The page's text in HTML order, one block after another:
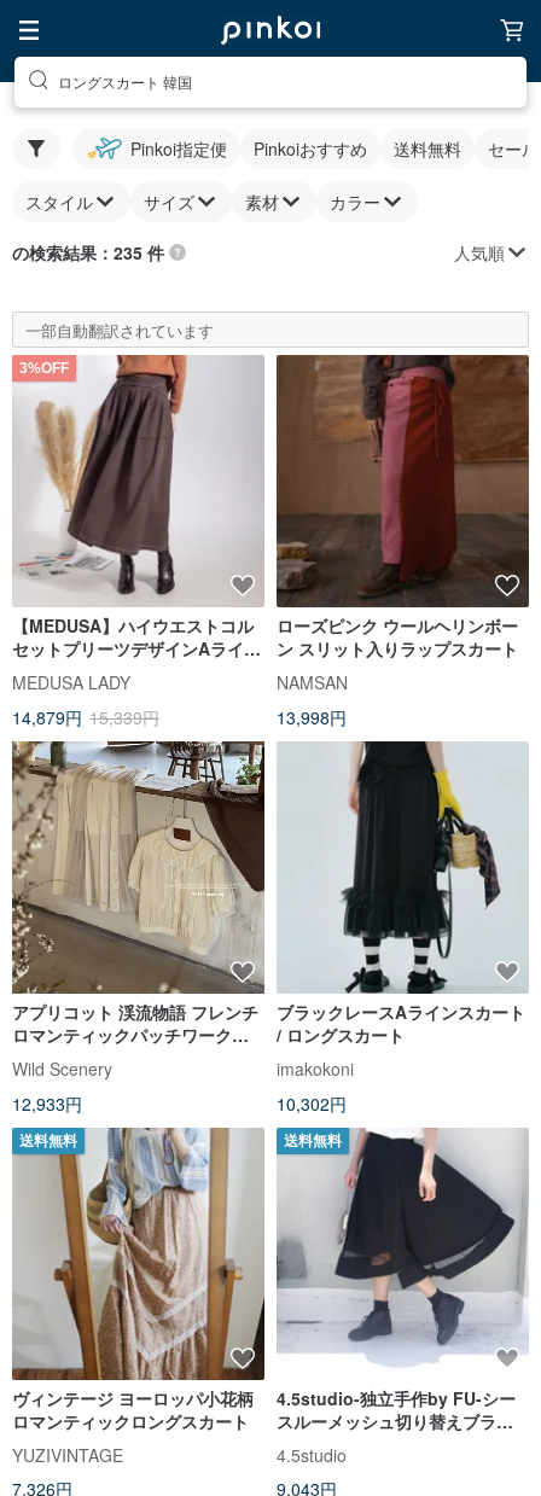
ロングスカート 韓国
Pinkoi指定便 Pinkoiおすすめ 送料無料 セー
スタイル サイズ 素材 カラー
の検索結果：235 件 人気順
一部自動翻訳されています
3%OFF
【MEDUSA】ハイウエストコル
セットプリーツデザインAライン
ロングスカート(M-L) | カジュア
ルロングスカート フレアスカー
ト
MEDUSA LADY
14,879円 15,339円
ローズピンク ウールヘリンボー
ン スリット入りラップスカート
NAMSAN
13,998円
アプリコット 渓流物語 フレンチ
ロマンティックパッチワークロ
ングスカート 透かし花影の裾 ギ
ャザーウエストスカート
Wild Scenery
12,933円
ブラックレースAラインスカート
/ ロングスカート
imakokoni
10,302円
送料無料
ヴィンテージ ヨーロッパ小花柄
ロマンティックロングスカート
YUZIVINTAGE
7,326円
送料無料
4.5studio-独立手作by FU-シー
スルーメッシュ切り替えブラッ
クニットロングスカート
4.5studio
9,043円